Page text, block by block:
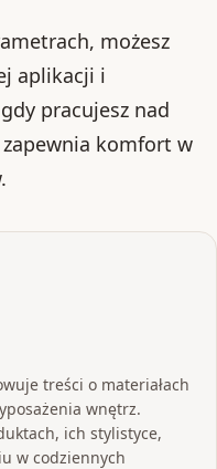
możesz
aplikacji i
pracujesz nad
komfort w
treści o materiałach
wnętrz.
ich stylistyce,
w codziennych